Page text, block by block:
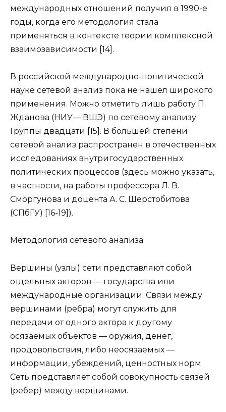
международных отношений получил в 1990-е
годы, когда его методология стала
применяться в контексте теории комплексной
взаимозависимости [14].
В российской международно-политической
науке сетевой анализ пока не нашел широкого
применения. Можно отметить лишь работу П.
Жданова (НИУ— ВШЭ) по сетевому анализу
Группы двадцати [15]. В большей степени
сетевой анализ распространен в отечественных
исследованиях внутригосударственных
политических процессов (здесь можно указать,
в частности, на работы профессора Л. В.
Сморгунова и доцента А. С. Шерстобитова
(СПбГУ) [16-19]).
Методология сетевого анализа
Вершины (узлы) сети представляют собой
отдельных акторов — государства или
международные организации. Связи между
вершинами (ребра) могут служить для
передачи от одного актора к другому
осязаемых объектов — оружия, денег,
продовольствия, либо неосязаемых —
информации, убеждений, ценностных норм.
Сеть представляет собой совокупность связей
(ребер) между вершинами.